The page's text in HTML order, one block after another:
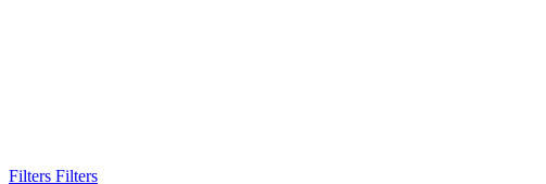
Filters Filters